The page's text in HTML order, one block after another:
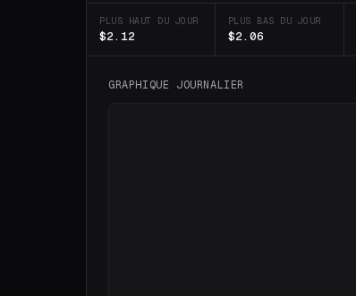
PLUS HAUT DU JOUR
$2.12
PLUS BAS DU JOUR
$2.06
GRAPHIQUE JOURNALIER